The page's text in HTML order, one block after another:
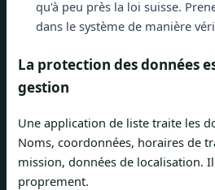
qu'à peu près la loi suisse.
dans le système de manière
La protection des données
gestion
Une application de liste traite les
Noms, coordonnées, horaires de
mission, données de localisation.
proprement.